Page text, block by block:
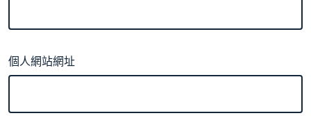
個人網站網址